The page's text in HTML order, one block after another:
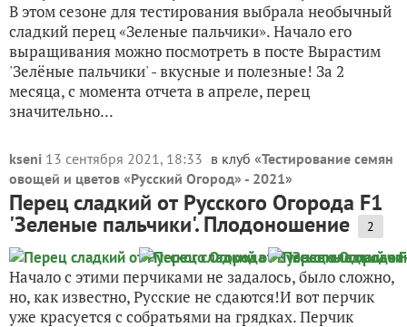
В этом сезоне для тестирования выбрала необычный
сладкий перец «Зеленые пальчики». Начало его
выращивания можно посмотреть в посте Вырастим
'Зелёные пальчики' - вкусные и полезные! За 2
месяца, с момента отчета в апреле, перец
значительно...
kseni 13 сентября 2021, 18:33 в клуб «Тестирование семян
овощей и цветов «Русский Огород» - 2021»
Перец сладкий от Русского Огорода F1
'Зеленые пальчики'. Плодоношение 2
Начало с этими перчиками не задалось, было сложно,
но, как известно, Русские не сдаются!И вот перчик
уже красуется с собратьями на грядках. Перчик